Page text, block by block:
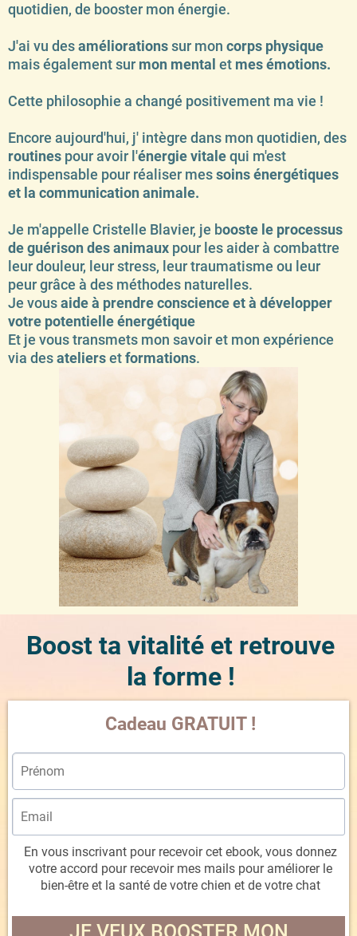
quotidien, de booster mon énergie.
J'ai vu desaméliorationssur mon corps physique
mais également sur mon mental et mes émotions.
Cette philosophie a changé positivement ma vie !
Encore aujourd'hui, j' intègre dans mon quotidien, des
routines pour avoir l'énergie vitalequi m'est
indispensable pour réaliser messoins énergétiques
et la communication animale.
Je m'appelle Cristelle Blavier, je booste le processus
de guérison des animaux pour les aider à combattre
leur douleur, leur stress, leur traumatisme ou leur
peur grâce à des méthodes naturelles.
Je vousaide à prendre conscience et à développer
votre potentielle énergétique
Et je vous transmets mon savoir et mon expérience
via desateliersetformations.
Boost ta vitalité et retrouve
la forme !
Cadeau GRATUIT !
En vous inscrivant pour recevoir cet ebook, vous donnez
votre accord pour recevoir mes mails pour améliorer le
bien-être et la santé de votre chien et de votre chat